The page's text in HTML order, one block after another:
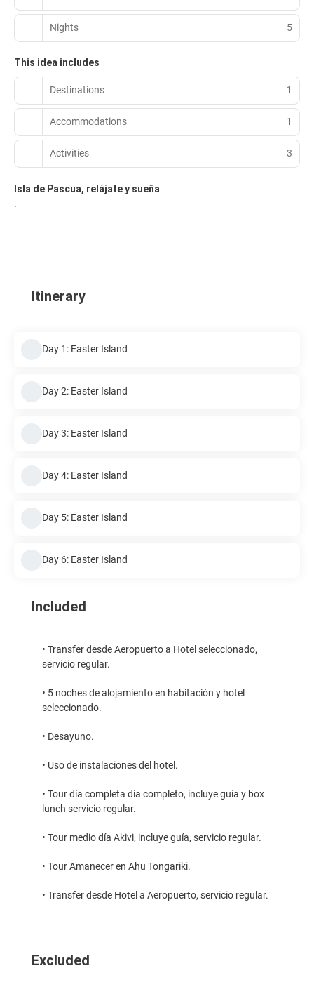
Nights 5
This idea includes
Destinations 1
Accommodations 1
Activities 3
Isla de Pascua, relájate y sueña
.
Itinerary
Day 1: Easter Island
Day 2: Easter Island
Day 3: Easter Island
Day 4: Easter Island
Day 5: Easter Island
Day 6: Easter Island
Included
• Transfer desde Aeropuerto a Hotel seleccionado,
servicio regular.
• 5 noches de alojamiento en habitación y hotel
seleccionado.
• Desayuno.
• Uso de instalaciones del hotel.
• Tour día completa día completo, incluye guía y box
lunch servicio regular.
• Tour medio día Akivi, incluye guía, servicio regular.
• Tour Amanecer en Ahu Tongariki.
• Transfer desde Hotel a Aeropuerto, servicio regular.
Excluded